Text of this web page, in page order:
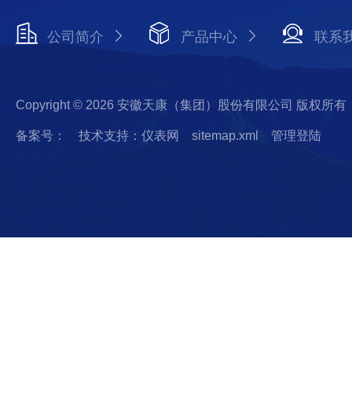
公司简介 产品中心 联系
Copyright © 2026 安徽天康（集团）股份有限公司 版权所有
备案号： 技术支持：仪表网 sitemap.xml 管理登陆